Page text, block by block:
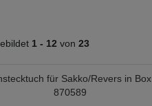
1 - 12 von 23
für Sakko/Revers in Box
870589